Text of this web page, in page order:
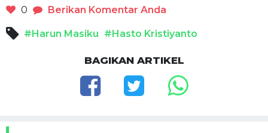
0 Berikan Komentar Anda
#Harun Masiku #Hasto Kristiyanto
BAGIKAN ARTIKEL